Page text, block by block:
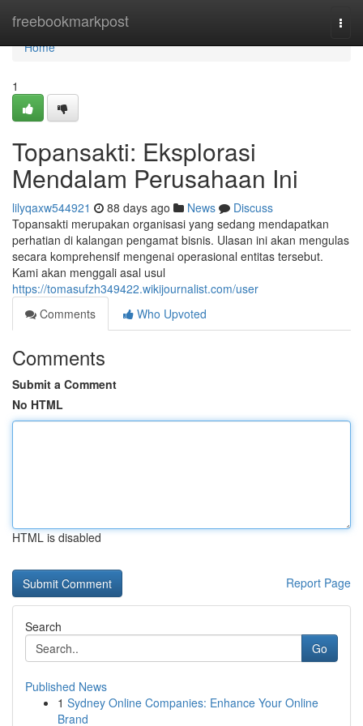
freebookmarkpost
Home
Home
1
Topansakti: Eksplorasi
Mendalam Perusahaan Ini
lilyqaxw544921 88 days ago News
Discuss
Topansakti merupakan organisasi yang sedang mendapatkan
perhatian di kalangan pengamat bisnis. Ulasan ini akan mengulas
secara komprehensif mengenai operasional entitas tersebut.
Kami akan menggali asal usul
https://tomasufzh349422.wikijournalist.com/user
Comments
Who Upvoted
Comments
Submit a Comment
No HTML
HTML is disabled
Report Page
Search
Go
Published News
1 Sydney Online Companies: Enhance Your Online
Brand